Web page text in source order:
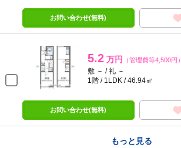
お問い合わせ(無料)
5.2 万円 （管理費等4,500円）
敷 － / 礼 －
1階 / 1LDK / 46.94㎡
お問い合わせ(無料)
もっと見る